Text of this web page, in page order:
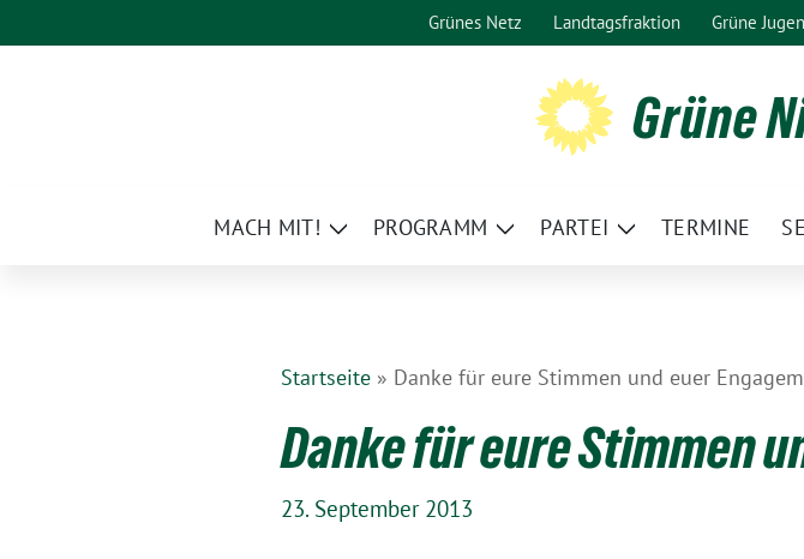
zum
Grünes Netz Landtagsfraktion Grüne
Grüne
MACH MIT!
Zeige
PROGRAMM
Zeige
PARTEI
Zeige
TERMINE
Startseite » Danke für eure Stimmen und euer
Danke für eure Stimmen
23. September 2013